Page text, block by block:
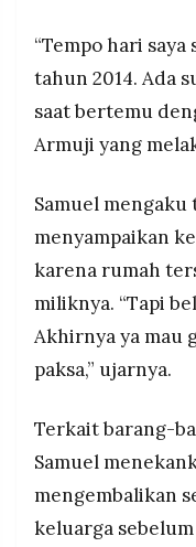
“Tempo hari
tahun 2014. Ada
saat bertemu
Armuji yang
Samuel
menyampaikan
karena rumah
miliknya. “Tapi
Akhirnya ya mau
paksa,” ujarnya.
Terkait barang-
Samuel
mengembalikan
keluarga